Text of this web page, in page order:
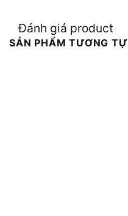
Đánh giá product
SẢN PHẨM TƯƠNG TỰ